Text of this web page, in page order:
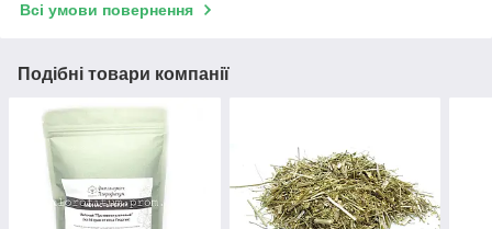
Всі умови повернення
Подібні товари компанії